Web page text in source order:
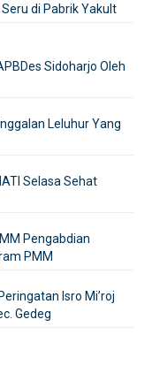
di Pabrik Yakult
Sidoharjo Oleh
Leluhur Yang
Selasa Sehat
Pengabdian
PMM
Peringatan Isro Mi’roj
Gedeg